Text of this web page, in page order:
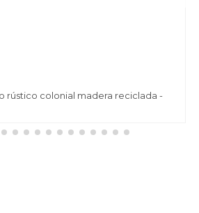
rústico colonial madera reciclada -